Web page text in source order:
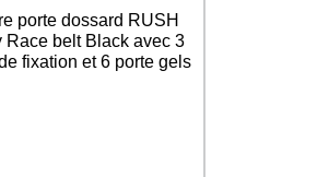
porte dossard RUSH
Race belt Black avec 3
fixation et 6 porte gels